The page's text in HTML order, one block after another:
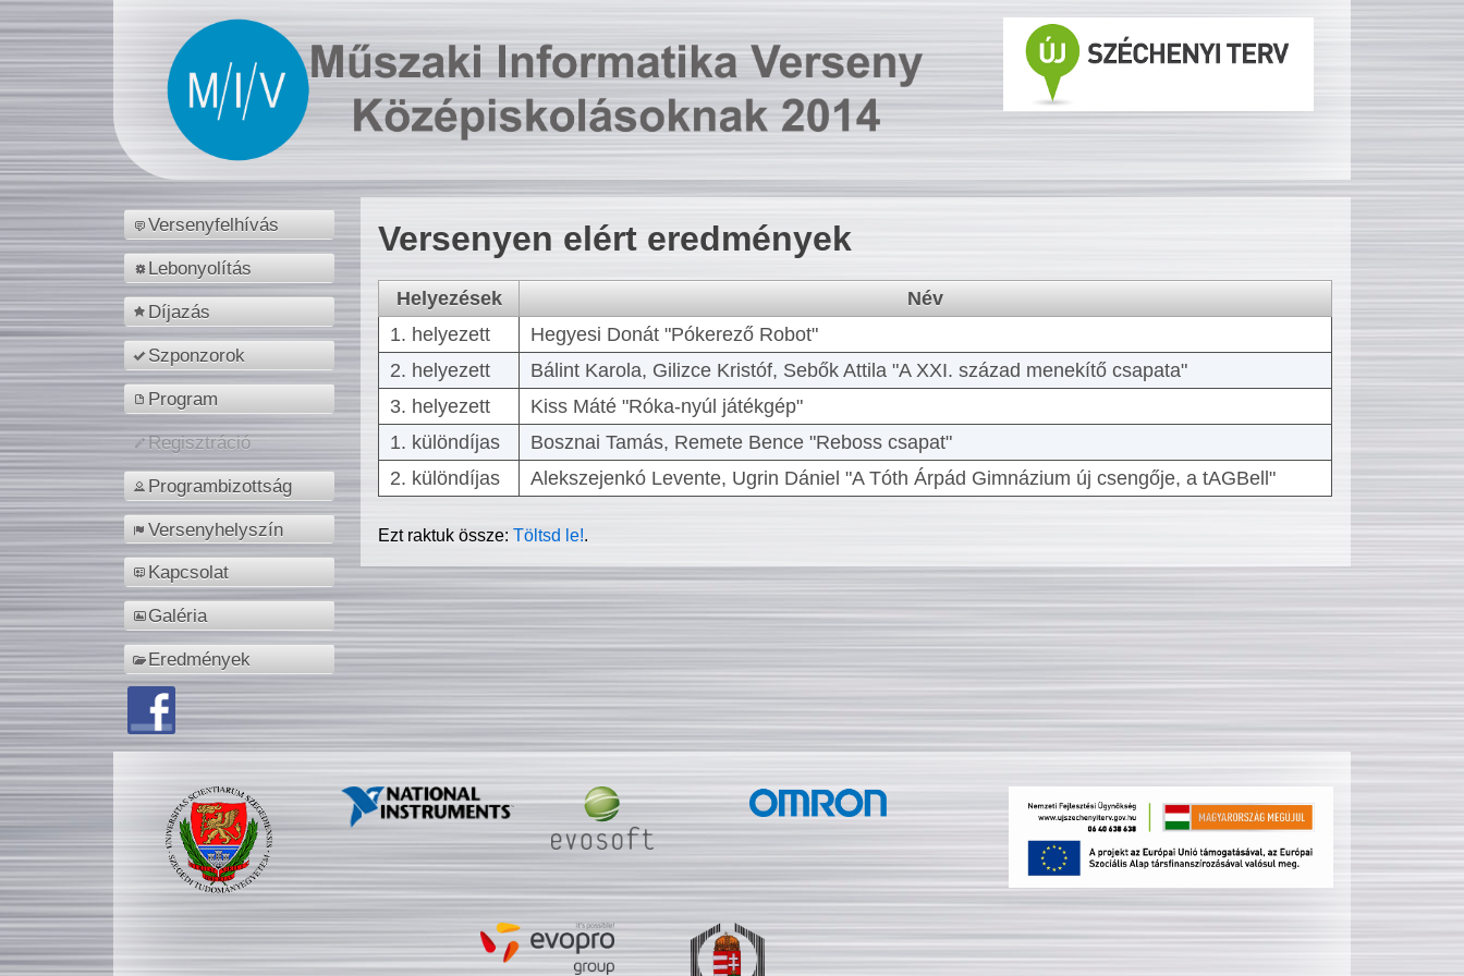
Versenyfelhívás
Lebonyolítás
Díjazás
Szponzorok
Program
Regisztráció
Programbizottság
Versenyhelyszín
Kapcsolat
Galéria
Eredmények
Versenyen elért eredmények
Helyezések
Név
1. helyezett
Hegyesi Donát "Pókerező Robot"
2. helyezett
Bálint Karola, Gilizce Kristóf, Sebők Attila "A XXI. század menekítő csapata"
3. helyezett
Kiss Máté "Róka-nyúl játékgép"
1. különdíjas
Bosznai Tamás, Remete Bence "Reboss csapat"
2. különdíjas
Alekszejenkó Levente, Ugrin Dániel "A Tóth Árpád Gimnázium új csengője, a tAGBell"
Ezt raktuk össze:Töltsd le!.